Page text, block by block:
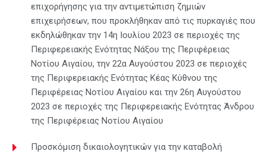
επιχορήγησης για την αντιμετώπιση ζημιών
επιχειρήσεων, που προκλήθηκαν από τις πυρκαγιές που
εκδηλώθηκαν την 14η Ιουλίου 2023 σε περιοχές της
Περιφερειακής Ενότητας Νάξου της Περιφέρειας
Νοτίου Αιγαίου, την 22α Αυγούστου 2023 σε περιοχές
της Περιφερειακής Ενότητας Κέας Κύθνου της
Περιφέρειας Νοτίου Αιγαίου και την 26η Αυγούστου
2023 σε περιοχές της Περιφερειακής Ενότητας Άνδρου
της Περιφέρειας Νοτίου Αιγαίου
Προσκόμιση δικαιολογητικών για την καταβολή